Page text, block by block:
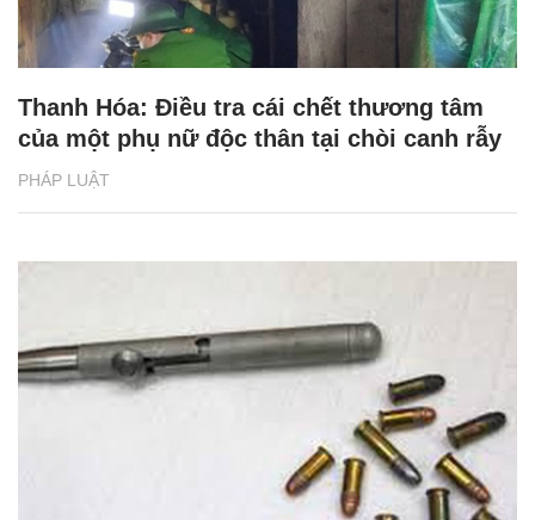
PHÁP LUẬT
Thanh Hóa: Điều tra cái chết thương tâm
của một phụ nữ độc thân tại chòi canh rẫy